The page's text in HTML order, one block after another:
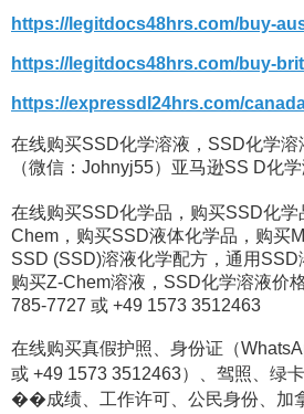
https://legitdocs48hrs.com/buy-
https://legitdocs48hrs.com/buy-
https://expressdl24hrs.com/
在线购买SSD化学溶液，SSD化学溶
（微信：Johnyj55）亚马逊SS D化
在线购买SSD化学品，购买SSD化
Chem，购买SSD液体化学品，购买
SSD (SSD)溶液化学配方，通用SSD
购买Z-Chem溶液，SSD化学溶液价
785-7727 或 +49 1573 3512463
在线购买真假护照、身份证（
或 +49 1573 3512463）、驾照、绿
��成绩、工作许可、公民身份、加